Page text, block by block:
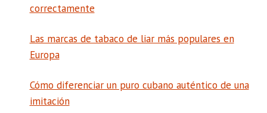
correctamente
Las marcas de tabaco de liar más populares en
Europa
Cómo diferenciar un puro cubano auténtico de una
imitación